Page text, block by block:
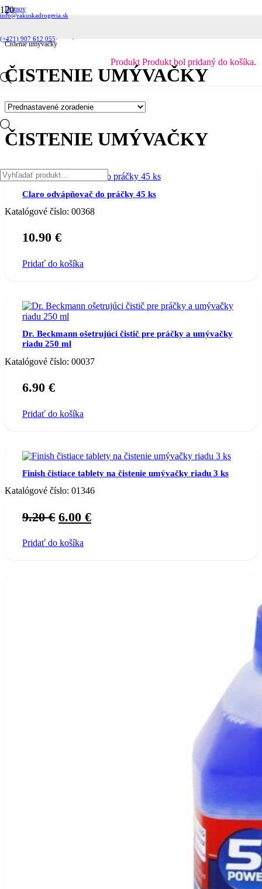
info@rakuskadrogeria.sk
(+421) 907 612 055
Products
search
Produkt Produkt bol pridaný do košíka.
Domov
Čistiace prostriedky
Prostriedky do umývačky riadu
Čistenie umývačky
ČISTENIE UMÝVAČKY
ČISTENIE UMÝVAČKY
Claro odvápňovač do práčky 45 ks
Katalógové číslo: 00368
10.90 €
Pridať do košíka
Dr. Beckmann ošetrujúci čistič pre práčky a umývačky
riadu 250 ml
Katalógové číslo: 00037
6.90 €
Pridať do košíka
Finish čistiace tablety na čistenie umývačky riadu 3 ks
Katalógové číslo: 01346
9.20€ Original
was:
6.00 €Current
Pridať do košíka